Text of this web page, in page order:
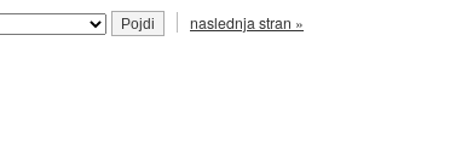
naslednja stran »